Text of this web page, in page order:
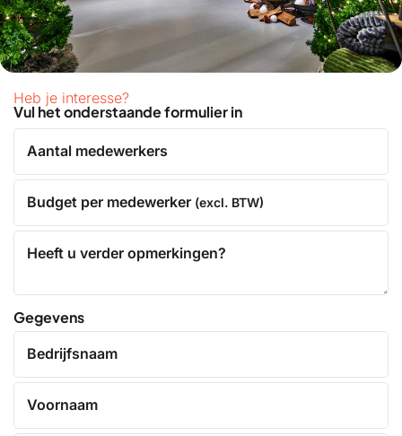
Heb je interesse?
Vul het onderstaande formulier in
Aantal medewerkers
Budget per medewerker (excl. BTW)
Heeft u verder opmerkingen?
Gegevens
Bedrijfsnaam
Voornaam